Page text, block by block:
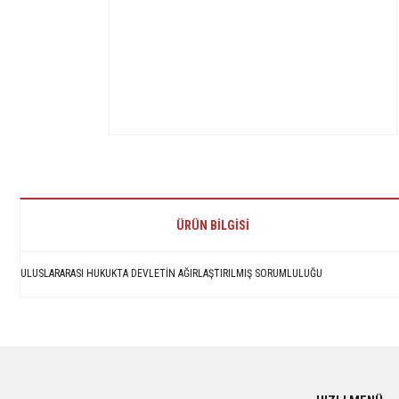
ÜRÜN BILGISI
ULUSLARARASI HUKUKTA DEVLETİN AĞIRLAŞTIRILMIŞ SORUMLULUĞU